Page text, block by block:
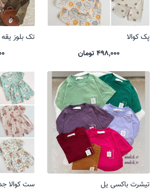
پک کوالا
498,000 تومان
تک بلوز
تیشرت باکسی یل
ست کوالا